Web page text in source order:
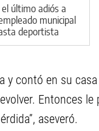
último adiós a
municipal
deportista
y contó en su
Entonces
aseveró.